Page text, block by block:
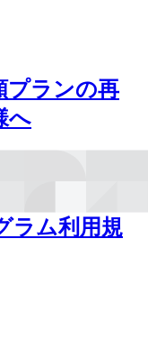
プランの再
へ
ラム利用規